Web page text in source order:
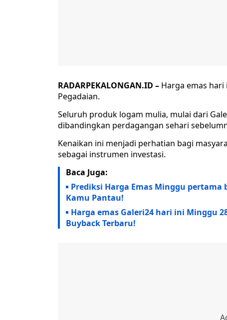
RADARPEKALONGAN.ID – Harga emas
Pegadaian.
Seluruh produk logam mulia, mulai dari
dibandingkan perdagangan sehari
Kenaikan ini menjadi perhatian bagi
sebagai instrumen investasi.
Baca Juga:
Prediksi Harga Emas Minggu
Kamu Pantau!
Harga emas Galeri24 hari ini Minggu
Buyback Terbaru!